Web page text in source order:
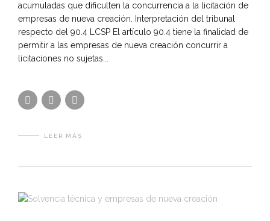
acumuladas que dificulten la concurrencia a la licitación de
empresas de nueva creación. Interpretación del tribunal
respecto del 90.4 LCSP El artículo 90.4 tiene la finalidad de
permitir a las empresas de nueva creación concurrir a
licitaciones no sujetas...
LEER MÁS